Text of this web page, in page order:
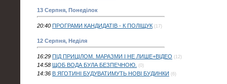
13 Серпня, Понеділок
20:40 ПРОГРАМИ КАНДИДАТІВ - К ПОЛІЩУК (17)
12 Серпня, Неділя
16:29 ПІД ПРИЦІЛОМ. МАРАЗМИ І НЕ ЛИШЕ+ВІДЕО (12)
14:58 ЩОБ ВОДА БУЛА БЕЗПЕЧНОЮ. (0)
14:36 В ЯГОТИНІ БУДУВАТИМУТЬ НОВІ БУДИНКИ (6)